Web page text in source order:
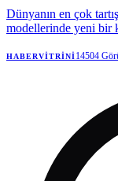
Dünyanın en çok
modellerinde yeni bir
alarm verdi.
HABERVITRINI14504